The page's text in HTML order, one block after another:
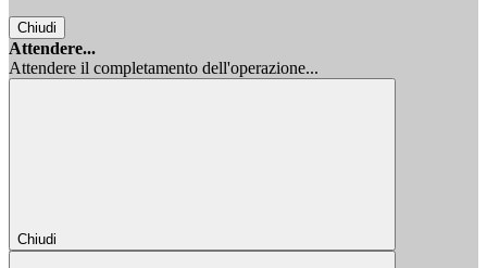
Chiudi
Attendere...
Attendere il completamento dell'operazione...
Chiudi